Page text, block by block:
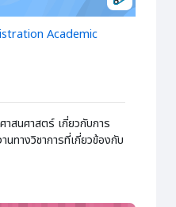
Academic
าสนศาสตร์ เกี่ยวกับการ
นทางวิชาการที่เกี่ยวข้องกับ